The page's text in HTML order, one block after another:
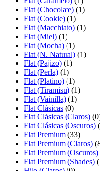
Flat (Chocolate) (1)
Flat (Cookie) (1)
Flat (Macchiato) (1)
Flat (Miel) (1)
Flat (Mocha) (1)
Flat (N. Natural) (1)
Flat (Pajizo) (1)
Flat (Perla) (1)
Flat (Platino) (1)
Flat (Tiramisu) (1)
Flat (Vainilla) (1)
Flat Clásicas (0)
Flat Clásicas (Claros)
Flat Clásicas (Oscuros)
Flat Premium (33)
Flat Premium (Claros)
Flat Premium (Oscuros)
Flat Premium (Shades)